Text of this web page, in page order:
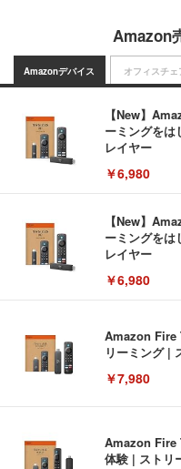
Amazon
Amazonデバイス
【New】
ーミングをは
レイヤー
￥6,980
【New】
ーミングをは
レイヤー
￥6,980
Amazon Fire
リーミング |
￥7,980
Amazon Fire
体験 | ストリ
オフィスチェ